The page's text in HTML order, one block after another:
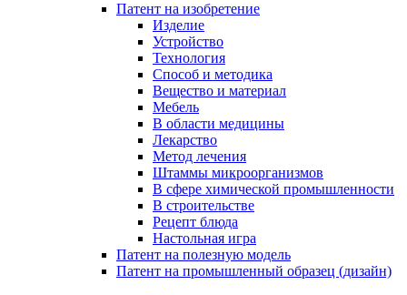
Патент на изобретение
Изделие
Устройство
Технология
Способ и методика
Вещество и материал
Мебель
В области медицины
Лекарство
Метод лечения
Штаммы микроорганизмов
В сфере химической промышленности
В строительстве
Рецепт блюда
Настольная игра
Патент на полезную модель
Патент на промышленный образец (дизайн)